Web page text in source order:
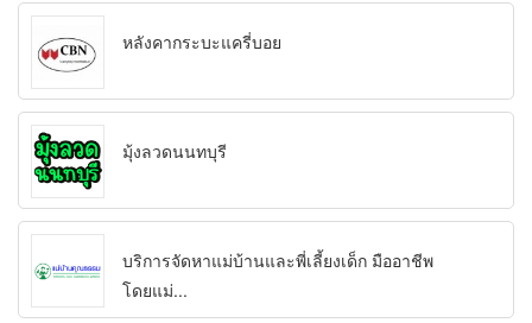
หลังคากระบะแครี่บอย
มุ้งลวดนนทบุรี
บริการจัดหาแม่บ้านและพี่เลี้ยงเด็ก มืออาชีพ
โดยแม่...